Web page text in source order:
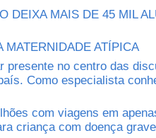
DEIXA MAIS DE 45 MIL
MATERNIDADE ATÍPICA
presente no centro das
Como especialista
com viagens em
criança com doença grave